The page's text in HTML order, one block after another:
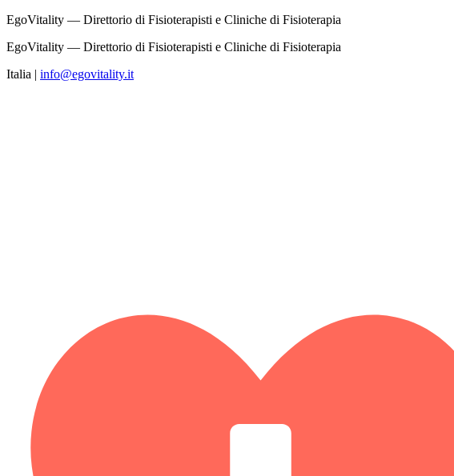
EgoVitality — Direttorio di Fisioterapisti e Cliniche di Fisioterapia
EgoVitality — Direttorio di Fisioterapisti e Cliniche di Fisioterapia
Italia | info@egovitality.it